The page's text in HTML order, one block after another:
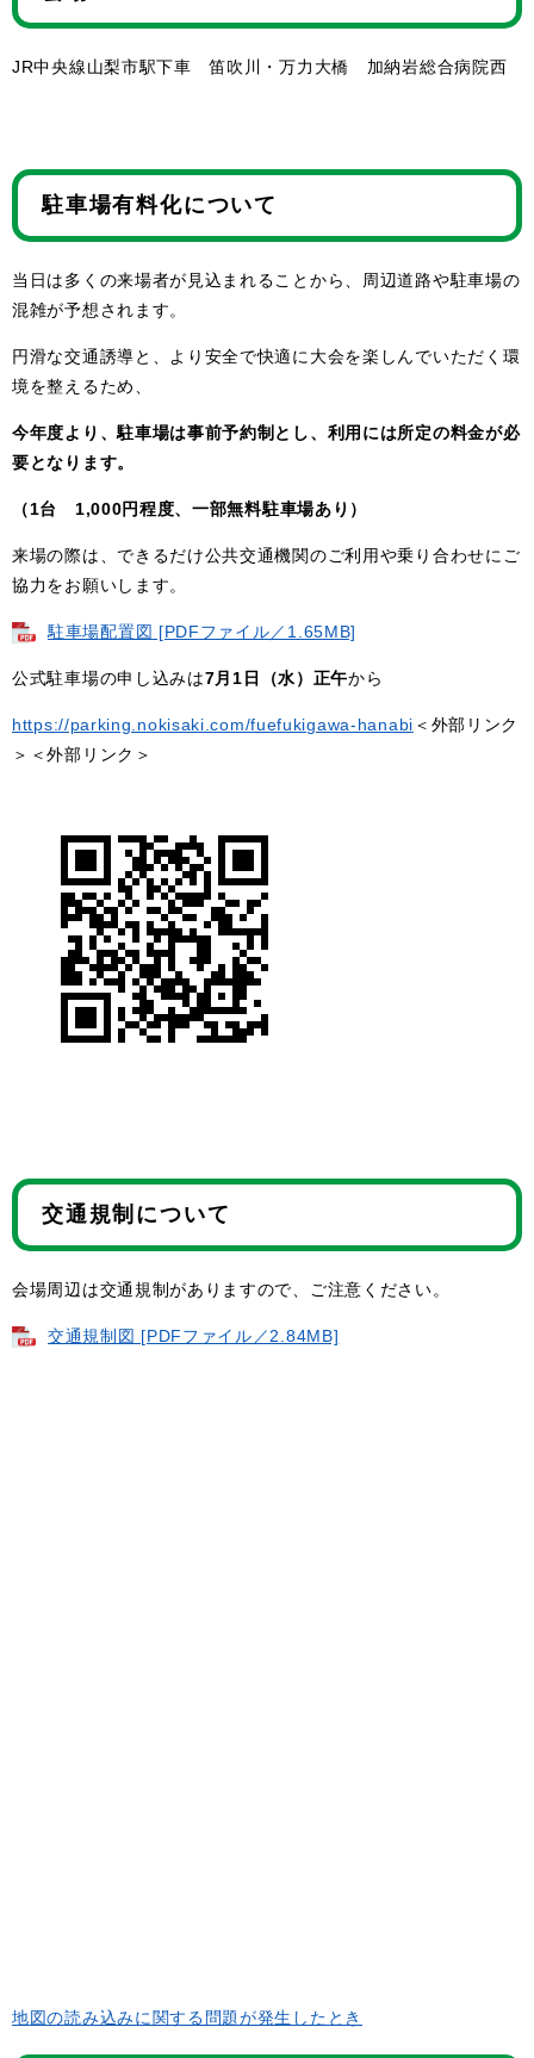
JR中央線山梨市駅下車 笛吹川・万力大橋 加納岩総合病院西
駐車場有料化について
当日は多くの来場者が見込まれることから、周辺道路や駐車場の
混雑が予想されます。
円滑な交通誘導と、より安全で快適に大会を楽しんでいただく環
境を整えるため、
今年度より、駐車場は事前予約制とし、利用には所定の料金が必
要となります。
（1台 1,000円程度、一部無料駐車場あり）
来場の際は、できるだけ公共交通機関のご利用や乗り合わせにご
協力をお願いします。
駐車場配置図 [PDFファイル／1.65MB]
公式駐車場の申し込みは7月1日（水）正午から
https://parking.nokisaki.com/fuefukigawa-hanabi ＜外部リンク
＞ ＜外部リンク＞
交通規制について
会場周辺は交通規制がありますので、ご注意ください。
交通規制図 [PDFファイル／2.84MB]
地図の読み込みに関する問題が発生したとき